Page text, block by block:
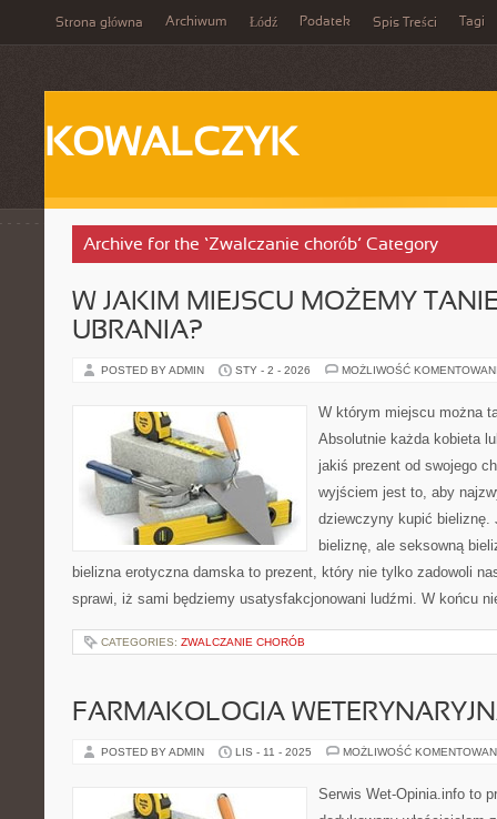
Strona główna Archiwum Łódź Podatek Spis Treści Tagi
KOWALCZYK
Archive for the ‘Zwalczanie chorób’ Category
W JAKIM MIEJSCU MOŻEMY
UBRANIA?
POSTED BY ADMIN STY - 2 - 2026 MOŻLIWOŚĆ
W którym miejscu można
Absolutnie każda kobieta
jakiś prezent od swojego
wyjściem jest to, aby
dziewczyny kupić bieliznę.
bieliznę, ale seksowną
bielizna erotyczna damska to prezent, który nie tylko zadowoli
sprawi, iż sami będziemy usatysfakcjonowani ludźmi. W końcu
CATEGORIES: ZWALCZANIE CHORÓB
FARMAKOLOGIA
POSTED BY ADMIN LIS - 11 - 2025 MOŻLIWOŚĆ
Serwis Wet-Opinia.info to